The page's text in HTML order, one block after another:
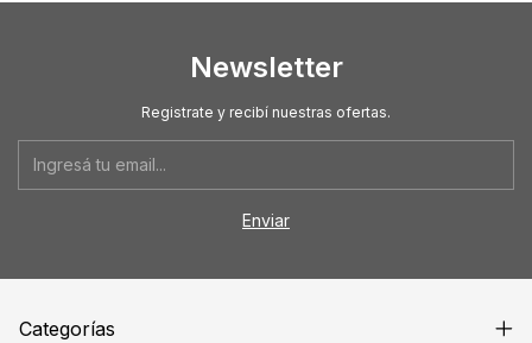
Newsletter
Registrate y recibí nuestras ofertas.
Categorías